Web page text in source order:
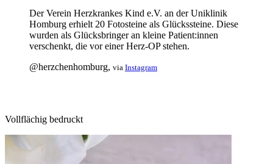
Der Verein Herzkrankes Kind e.V. an der Uniklinik
Homburg erhielt 20 Fotosteine als Glückssteine. Diese
wurden als Glücksbringer an kleine Patient:innen
verschenkt, die vor einer Herz-OP stehen.
@herzchenhomburg, via Instagram
Vollflächig bedruckt